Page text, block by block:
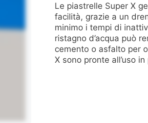
Le piastrelle Super X
facilità, grazie a un
minimo i tempi di
ristagno d’acqua può
cemento o asfalto per
X sono pronte all’uso